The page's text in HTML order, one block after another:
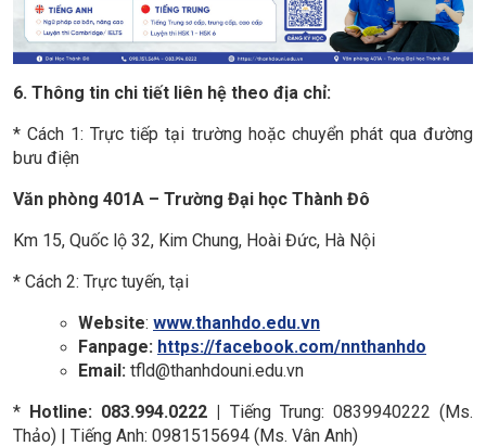
6. Thông tin chi tiết liên hệ theo địa chỉ:
* Cách 1: Trực tiếp tại trường hoặc chuyển phát qua đường
bưu điện
Văn phòng 401A – Trường Đại học Thành Đô
Km 15, Quốc lộ 32, Kim Chung, Hoài Đức, Hà Nội
* Cách 2: Trực tuyến, tại
Website: www.thanhdo.edu.vn
Fanpage: https://facebook.com/nnthanhdo
Email: tfld@thanhdouni.edu.vn
* Hotline: 083.994.0222 | Tiếng Trung: 0839940222 (Ms.
Thảo) | Tiếng Anh: 0981515694 (Ms. Vân Anh)